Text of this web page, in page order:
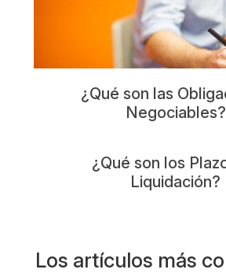
¿Qué son las
Negociables?
¿Qué son los
Liquidación?
Los artículos más